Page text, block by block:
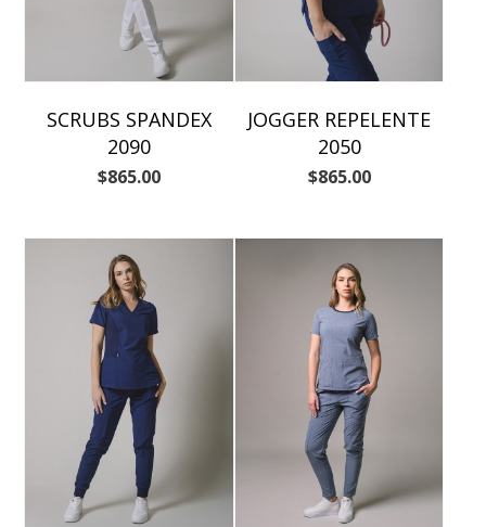
SCRUBS SPANDEX
2090
$865.00
JOGGER REPELENTE
2050
$865.00